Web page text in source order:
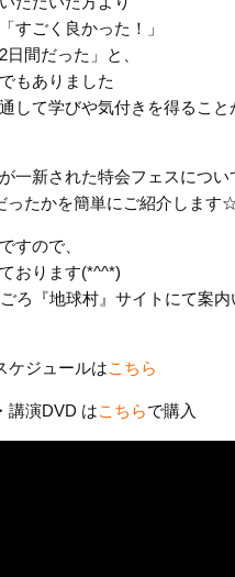
すごく良かった！」
日間だった」と、
もありました
して学びや気付きを得ること
一新された特会フェスについ
ったかを簡単にご紹介します
すので、
おります(*^^*)
ろ『地球村』サイトにて案内
ケジュールはこちら
講演DVD はこちらで購入